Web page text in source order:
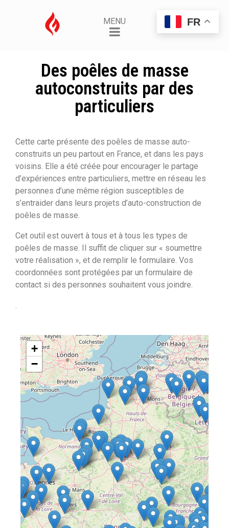
MENU
Des poêles de masse
autoconstruits par des
particuliers
Cette carte présente des poêles de masse auto-
construits un peu partout en France, et dans les pays
voisins. Elle a été créée pour encourager le partage
d’expériences entre particuliers, mettre en réseau les
personnes d’une même région susceptibles de
s’entraider dans leurs projets d’auto-construction de
poêles de masse.
Cet outil est ouvert à tous et à tous les types de
poêles de masse. Il suffit de cliquer sur « soumettre
votre réalisation », et de remplir le formulaire. Vos
coordonnées sont protégées par un formulaire de
contact si des personnes souhaitent vous joindre.
.
+
−
FR